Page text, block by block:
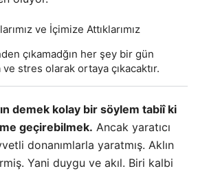
çıkamadğın her şey bir gün
stres olarak ortaya çıkacaktır.
demek kolay bir söylem tabiî ki
geçirebilmek. Ancak yaratıcı
donanımlarla yaratmış. Aklın
Yani duygu ve akıl. Biri kalbi